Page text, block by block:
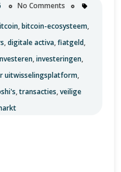
No Comments
,bitcoin-ecosysteem,
,digitale activa,fiatgeld,
,investeringen,
uitwisselingsplatform,
,transacties,veilige